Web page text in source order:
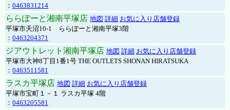
： 0463831214
ららぽーと湘南平塚店 地図 詳細 お気に入り店舗登録
平塚市天沼10-1 ららぽーと湘南平塚3階
： 0463204371
ジアウトレット湘南平塚店 地図 詳細 お気に入り店舗登録
平塚市大神8丁目1番1号 THE OUTLETS SHONAN HIRATSUKA
： 0463511581
ラスカ平塚店 地図 詳細 お気に入り店舗登録
平塚市宝町１－１ ラスカ平塚 4階
： 0463205581